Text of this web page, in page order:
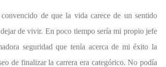
de que la vida carece de un sentido
de vivir. En poco tiempo sería mi propio jefe
seguridad que tenía acerca de mi éxito la
de finalizar la carrera era categórico. No podía